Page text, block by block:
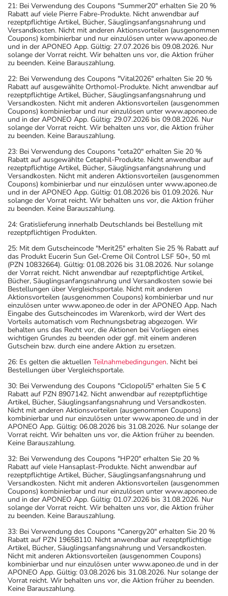
21: Bei Verwendung des Coupons "Summer20" erhalten Sie 20 %
Rabatt auf viele Pierre Fabre-Produkte. Nicht anwendbar auf
rezeptpflichtige Artikel, Bücher, Säuglingsanfangsnahrung und
Versandkosten. Nicht mit anderen Aktionsvorteilen (ausgenommen
Coupons) kombinierbar und nur einzulösen unter www.aponeo.de
und in der APONEO App. Gültig: 27.07.2026 bis 09.08.2026. Nur
solange der Vorrat reicht. Wir behalten uns vor, die Aktion früher
zu beenden. Keine Barauszahlung.
22: Bei Verwendung des Coupons "Vital2026" erhalten Sie 20 %
Rabatt auf ausgewählte Orthomol-Produkte. Nicht anwendbar auf
rezeptpflichtige Artikel, Bücher, Säuglingsanfangsnahrung und
Versandkosten. Nicht mit anderen Aktionsvorteilen (ausgenommen
Coupons) kombinierbar und nur einzulösen unter www.aponeo.de
und in der APONEO App. Gültig: 29.07.2026 bis 09.08.2026. Nur
solange der Vorrat reicht. Wir behalten uns vor, die Aktion früher
zu beenden. Keine Barauszahlung.
23: Bei Verwendung des Coupons "ceta20" erhalten Sie 20 %
Rabatt auf ausgewählte Cetaphil-Produkte. Nicht anwendbar auf
rezeptpflichtige Artikel, Bücher, Säuglingsanfangsnahrung und
Versandkosten. Nicht mit anderen Aktionsvorteilen (ausgenommen
Coupons) kombinierbar und nur einzulösen unter www.aponeo.de
und in der APONEO App. Gültig: 01.08.2026 bis 01.09.2026. Nur
solange der Vorrat reicht. Wir behalten uns vor, die Aktion früher
zu beenden. Keine Barauszahlung.
24: Gratislieferung innerhalb Deutschlands bei Bestellung mit
rezeptpflichtigen Produkten.
25: Mit dem Gutscheincode "Merit25" erhalten Sie 25 % Rabatt auf
das Produkt Eucerin Sun Gel-Creme Oil Control LSF 50+, 50 ml
(PZN 10832664). Gültig: 01.08.2026 bis 31.08.2026. Nur solange
der Vorrat reicht. Nicht anwendbar auf rezeptpflichtige Artikel,
Bücher, Säuglingsanfangsnahrung und Versandkosten sowie bei
Bestellungen über Vergleichsportale. Nicht mit anderen
Aktionsvorteilen (ausgenommen Coupons) kombinierbar und nur
einzulösen unter www.aponeo.de oder in der APONEO App. Nach
Eingabe des Gutscheincodes im Warenkorb, wird der Wert des
Vorteils automatisch vom Rechnungsbetrag abgezogen. Wir
behalten uns das Recht vor, die Aktionen bei Vorliegen eines
wichtigen Grundes zu beenden oder ggf. mit einem anderen
Gutschein bzw. durch eine andere Aktion zu ersetzen.
26: Es gelten die aktuellen Teilnahmebedingungen. Nicht bei
Bestellungen über Vergleichsportale.
30: Bei Verwendung des Coupons "Ciclopoli5" erhalten Sie 5 €
Rabatt auf PZN 8907142. Nicht anwendbar auf rezeptpflichtige
Artikel, Bücher, Säuglingsanfangsnahrung und Versandkosten.
Nicht mit anderen Aktionsvorteilen (ausgenommen Coupons)
kombinierbar und nur einzulösen unter www.aponeo.de und in der
APONEO App. Gültig: 06.08.2026 bis 31.08.2026. Nur solange der
Vorrat reicht. Wir behalten uns vor, die Aktion früher zu beenden.
Keine Barauszahlung.
32: Bei Verwendung des Coupons "HP20" erhalten Sie 20 %
Rabatt auf viele Hansaplast-Produkte. Nicht anwendbar auf
rezeptpflichtige Artikel, Bücher, Säuglingsanfangsnahrung und
Versandkosten. Nicht mit anderen Aktionsvorteilen (ausgenommen
Coupons) kombinierbar und nur einzulösen unter www.aponeo.de
und in der APONEO App. Gültig: 01.07.2026 bis 31.08.2026. Nur
solange der Vorrat reicht. Wir behalten uns vor, die Aktion früher
zu beenden. Keine Barauszahlung.
33: Bei Verwendung des Coupons "Canergy20" erhalten Sie 20 %
Rabatt auf PZN 19658110. Nicht anwendbar auf rezeptpflichtige
Artikel, Bücher, Säuglingsanfangsnahrung und Versandkosten.
Nicht mit anderen Aktionsvorteilen (ausgenommen Coupons)
kombinierbar und nur einzulösen unter www.aponeo.de und in der
APONEO App. Gültig: 03.08.2026 bis 31.08.2026. Nur solange der
Vorrat reicht. Wir behalten uns vor, die Aktion früher zu beenden.
Keine Barauszahlung.